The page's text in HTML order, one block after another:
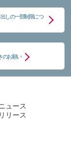
しの一部制限につ
のお願い
ュース
リリース